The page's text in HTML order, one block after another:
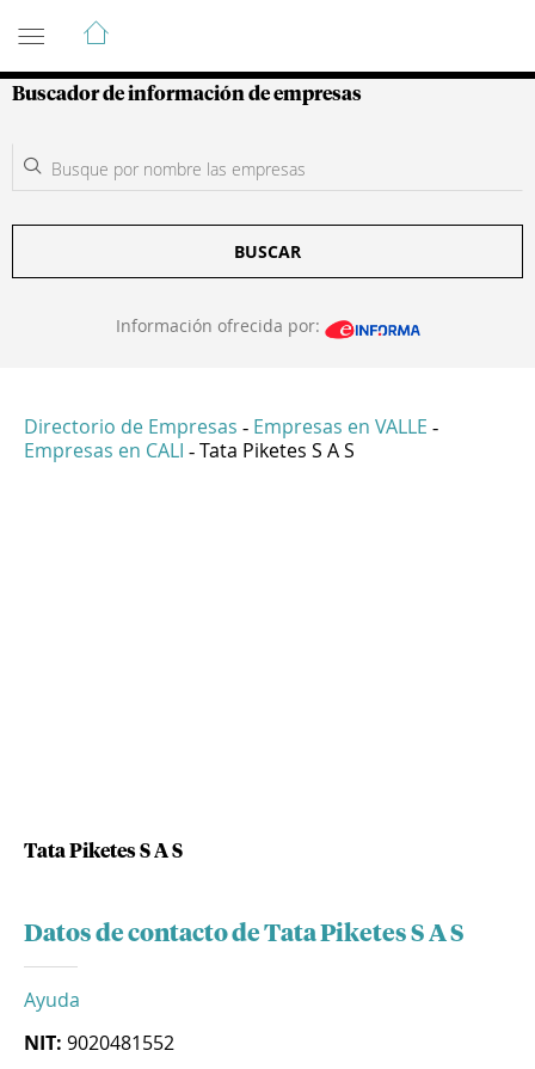
Guía de Empresas Colombianas
Buscador de información de empresas
BUSCAR
Información ofrecida por:
Directorio de Empresas - Empresas en VALLE -
Empresas en CALI - Tata Piketes S A S
Tata Piketes S A S
Datos de contacto de Tata Piketes S A S
Ayuda
NIT: 9020481552